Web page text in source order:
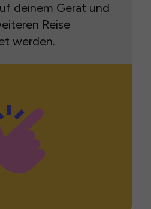
deinem Gerät und
Reise
werden.